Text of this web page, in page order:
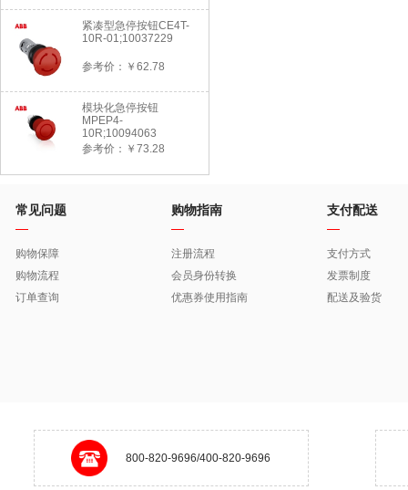
紧凑型急停按钮CE4T-
10R-01;10037229
参考价：￥62.78
模块化急停按钮
MPEP4-
10R;10094063
参考价：￥73.28
常见问题
购物保障
购物流程
订单查询
购物指南
注册流程
会员身份转换
优惠券使用指南
支付配送
支付方式
发票制度
配送及验货
800-820-9696/400-820-9696